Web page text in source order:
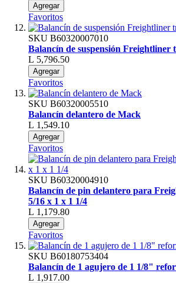
Agregar
Favoritos
SKU B60320007010
Balancín de suspensión Freightliner
L 5,796.50
Agregar
Favoritos
SKU B60320005510
Balancín delantero de Mack
L 1,549.10
Agregar
Favoritos
SKU B60320004910
Balancín de pin delantero para
5/16 x 1 x 1 1/4
L 1,179.80
Agregar
Favoritos
SKU B60180753404
Balancín de 1 agujero de 1 1/8"
L 1,917.00